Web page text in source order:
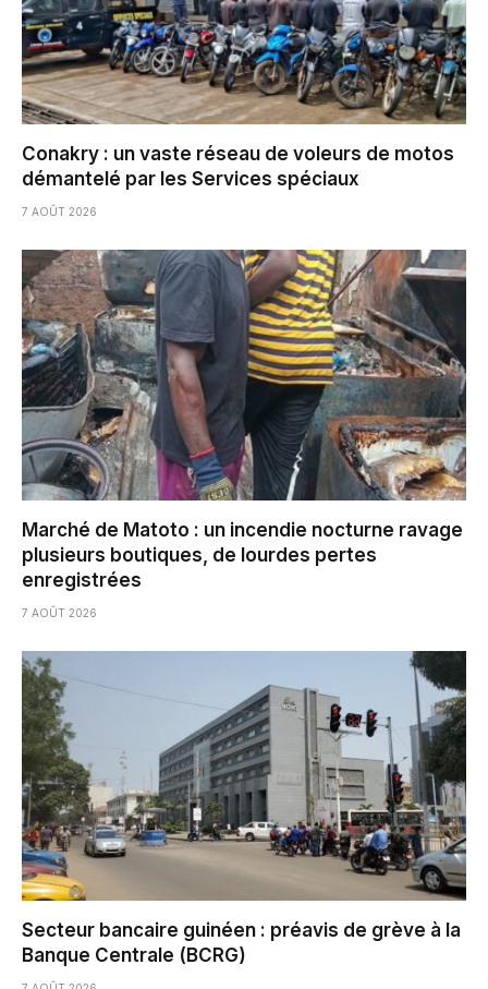
Conakry : un vaste réseau de voleurs de motos
démantelé par les Services spéciaux
7 AOÛT 2026
Marché de Matoto : un incendie nocturne ravage
plusieurs boutiques, de lourdes pertes
enregistrées
7 AOÛT 2026
Secteur bancaire guinéen : préavis de grève à la
Banque Centrale (BCRG)